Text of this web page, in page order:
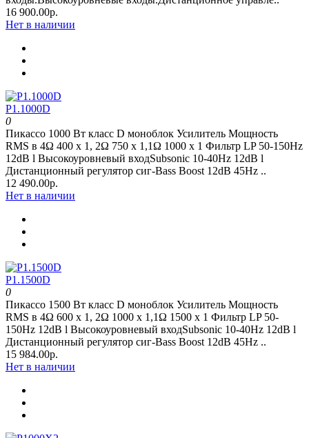
16 900.00р.
Нет в наличии
P1.1000D
0
Пикассо 1000 Вт класс D моноблок Усилитель Мощность
RMS в 4Ω 400 х 1, 2Ω 750 х 1,1Ω 1000 х 1 Фильтр LP 50-150Hz
12dB l Высокоуровневый входSubsonic 10-40Hz 12dB l
Дистанционный регулятор сиг-Bass Boost 12dB 45Hz ..
12 490.00р.
Нет в наличии
P1.1500D
0
Пикассо 1500 Вт класс D моноблок Усилитель Мощность
RMS в 4Ω 600 х 1, 2Ω 1000 х 1,1Ω 1500 х 1 Фильтр LP 50-
150Hz 12dB l Высокоуровневый входSubsonic 10-40Hz 12dB l
Дистанционный регулятор сиг-Bass Boost 12dB 45Hz ..
15 984.00р.
Нет в наличии